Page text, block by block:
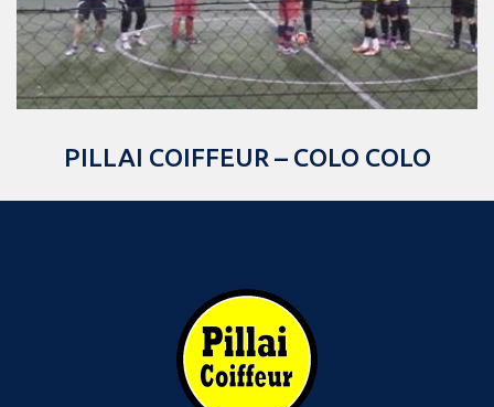
PILLAI COIFFEUR – COLO COLO